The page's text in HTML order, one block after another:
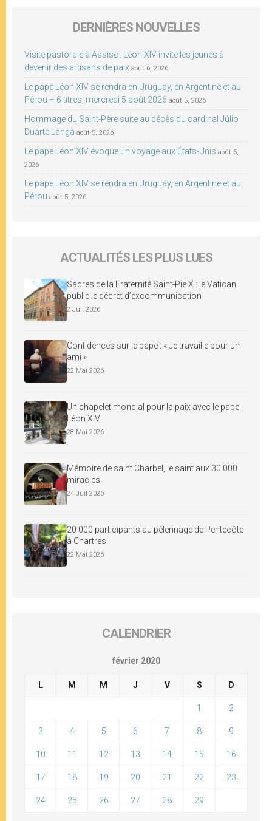
DERNIÈRES NOUVELLES
Visite pastorale à Assise : Léon XIV invite les jeunes à
devenir des artisans de paix août 6, 2026
Le pape Léon XIV se rendra en Uruguay, en Argentine et au
Pérou – 6 titres, mercredi 5 août 2026 août 5, 2026
Hommage du Saint-Père suite au décès du cardinal Júlio
Duarte Langa août 5, 2026
Le pape Léon XIV évoque un voyage aux États-Unis août 5,
2026
Le pape Léon XIV se rendra en Uruguay, en Argentine et au
Pérou août 5, 2026
ACTUALITÉS LES PLUS LUES
Sacres de la Fraternité Saint-Pie X : le Vatican
publie le décret d’excommunication
2 Juil 2026
Confidences sur le pape : « Je travaille pour un
ami »
22 Mai 2026
Un chapelet mondial pour la paix avec le pape
Léon XIV
28 Mai 2026
Mémoire de saint Charbel, le saint aux 30 000
miracles
24 Juil 2026
20 000 participants au pèlerinage de Pentecôte
à Chartres
22 Mai 2026
CALENDRIER
février 2020
L M M J V S D
1 2
3 4 5 6 7 8 9
10 11 12 13 14 15 16
17 18 19 20 21 22 23
24 25 26 27 28 29